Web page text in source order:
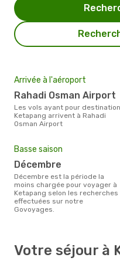
Arrivée à l'aéroport
Rahadi Osman Airport
Les vols ayant pour destination
Ketapang arrivent à Rahadi
Osman Airport
Basse saison
décembre
décembre est la période la
moins chargée pour voyager à
Ketapang selon les recherches
effectuées sur notre
Govoyages.
Votre séjour à